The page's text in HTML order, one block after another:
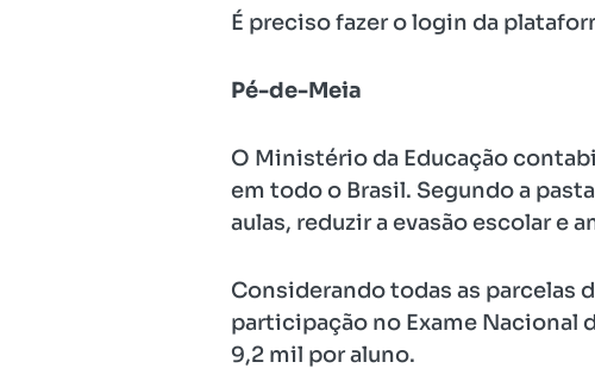
É preciso fazer o login da
Pé-de-Meia
O Ministério da Educação
em todo o Brasil. Segundo a
aulas, reduzir a evasão escolar e
Considerando todas as parcelas
participação no Exame Nacional
9,2 mil por aluno.